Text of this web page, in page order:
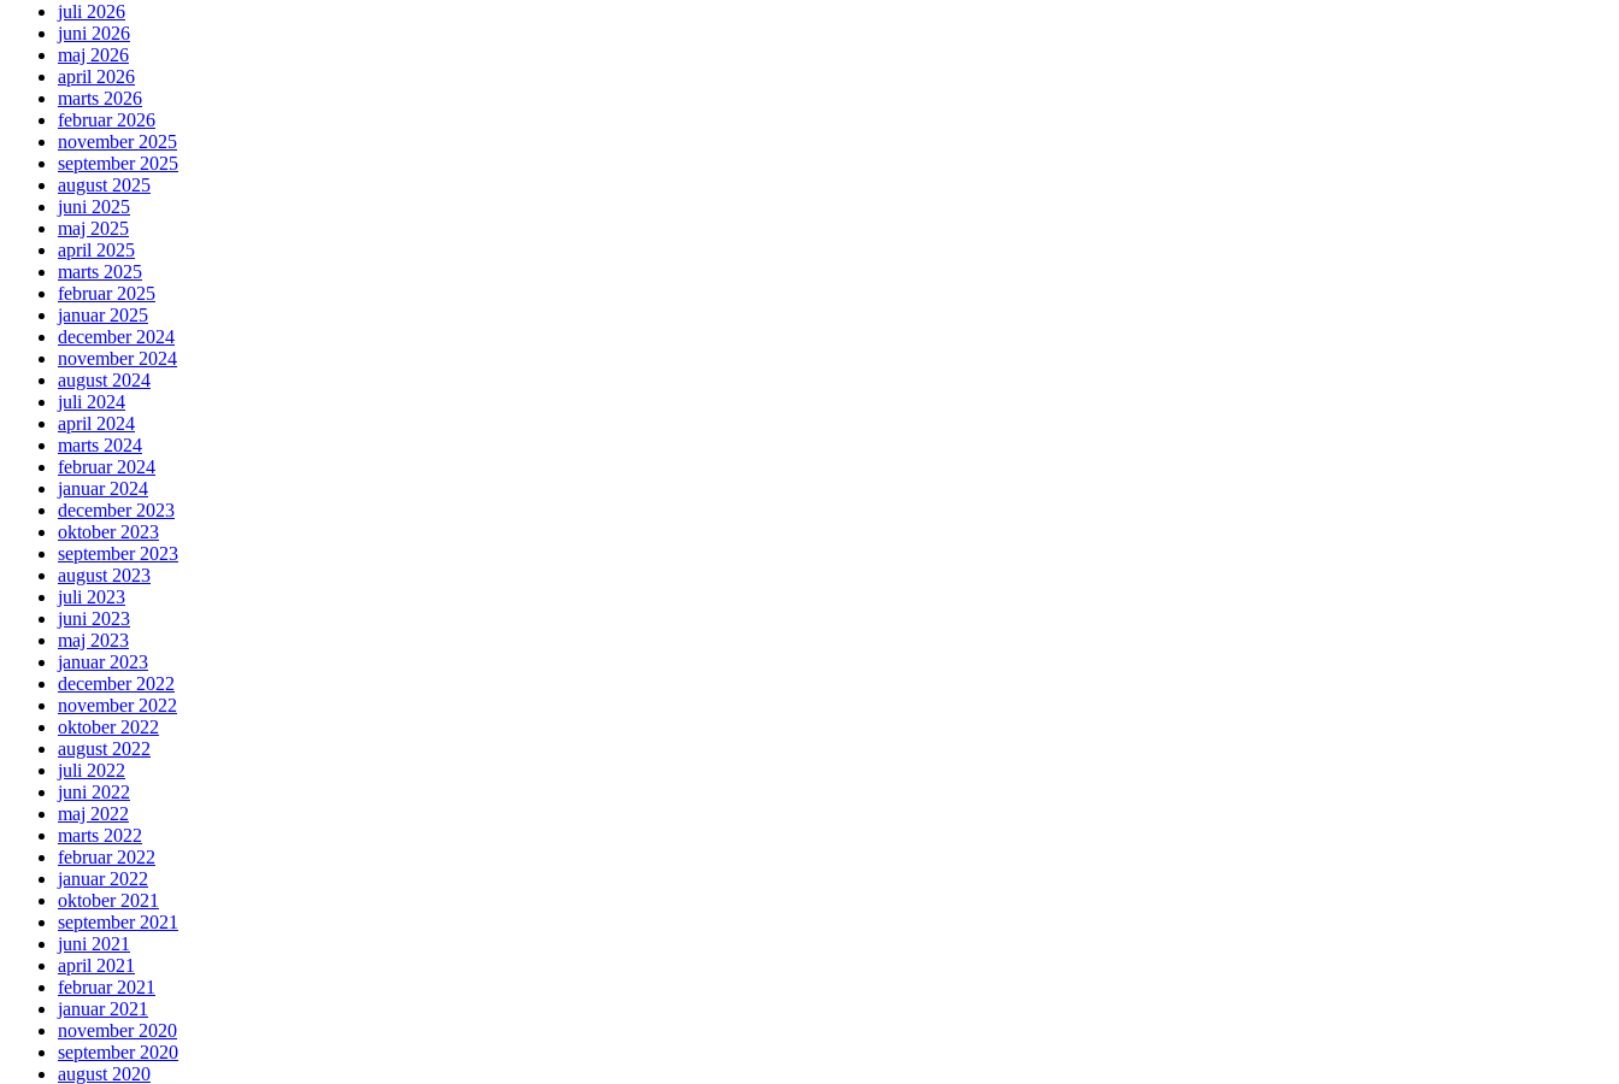
juli 2026
juni 2026
maj 2026
april 2026
marts 2026
februar 2026
november 2025
september 2025
august 2025
juni 2025
maj 2025
april 2025
marts 2025
februar 2025
januar 2025
december 2024
november 2024
august 2024
juli 2024
april 2024
marts 2024
februar 2024
januar 2024
december 2023
oktober 2023
september 2023
august 2023
juli 2023
juni 2023
maj 2023
januar 2023
december 2022
november 2022
oktober 2022
august 2022
juli 2022
juni 2022
maj 2022
marts 2022
februar 2022
januar 2022
oktober 2021
september 2021
juni 2021
april 2021
februar 2021
januar 2021
november 2020
september 2020
august 2020